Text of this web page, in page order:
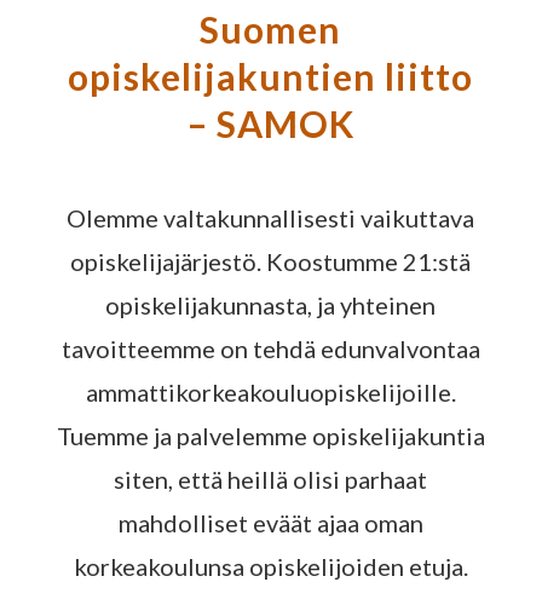
Suomen
opiskelijakuntien liitto
– SAMOK
Olemme valtakunnallisesti vaikuttava
opiskelijajärjestö. Koostumme 21:stä
opiskelijakunnasta, ja yhteinen
tavoitteemme on tehdä edunvalvontaa
ammattikorkeakouluopiskelijoille.
Tuemme ja palvelemme opiskelijakuntia
siten, että heillä olisi parhaat
mahdolliset eväät ajaa oman
korkeakoulunsa opiskelijoiden etuja.